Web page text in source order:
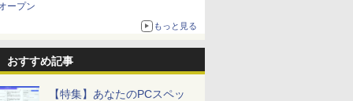
ープン
もっと見る
おすすめ記事
【特集】あなたのPCスペッ